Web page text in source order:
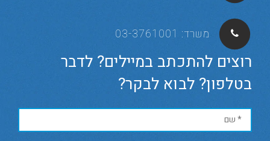
משרד: 03-3761001
רוצים להתכתב במיילים? לדבר
בטלפון? לבוא לבקר?